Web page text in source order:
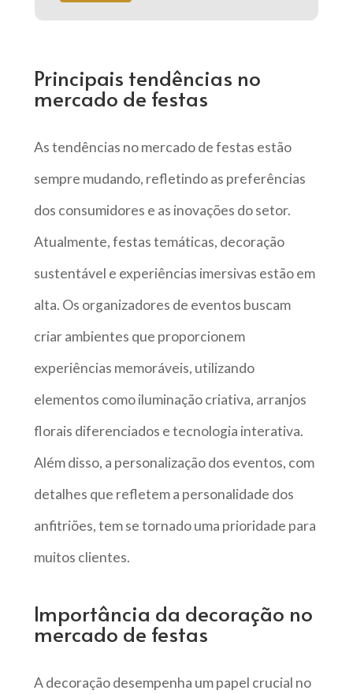
Principais tendências no
mercado de festas
As tendências no mercado de festas estão
sempre mudando, refletindo as preferências
dos consumidores e as inovações do setor.
Atualmente, festas temáticas, decoração
sustentável e experiências imersivas estão em
alta. Os organizadores de eventos buscam
criar ambientes que proporcionem
experiências memoráveis, utilizando
elementos como iluminação criativa, arranjos
florais diferenciados e tecnologia interativa.
Além disso, a personalização dos eventos, com
detalhes que refletem a personalidade dos
anfitriões, tem se tornado uma prioridade para
muitos clientes.
Importância da decoração no
mercado de festas
A decoração desempenha um papel crucial no